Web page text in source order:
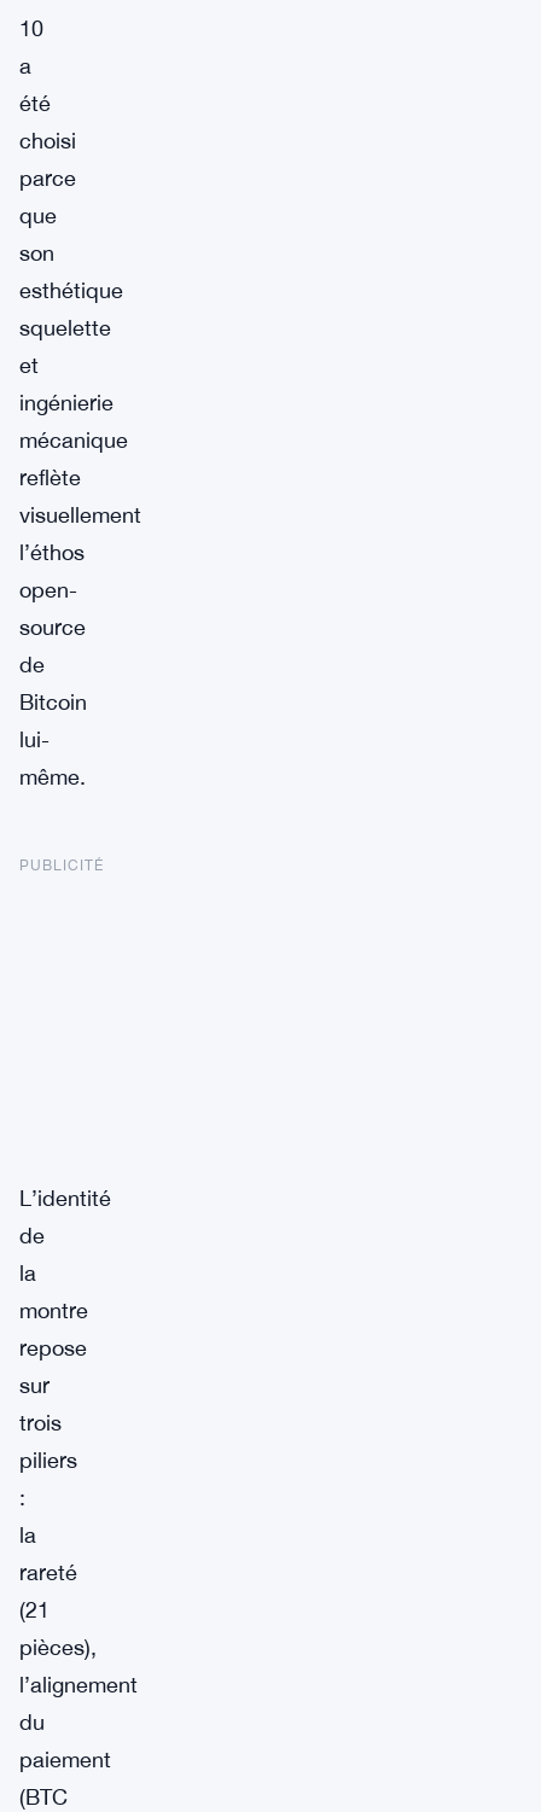
10
a
été
choisi
parce
que
son
esthétique
squelette
et
ingénierie
mécanique
reflète
visuellement
l’éthos
open-
source
de
Bitcoin
lui-
même.
PUBLICITÉ
L’identité
de
la
montre
repose
sur
trois
piliers
:
la
rareté
(21
pièces),
l’alignement
du
paiement
(BTC